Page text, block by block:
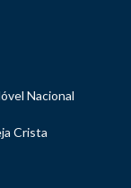
Nacional
Crista